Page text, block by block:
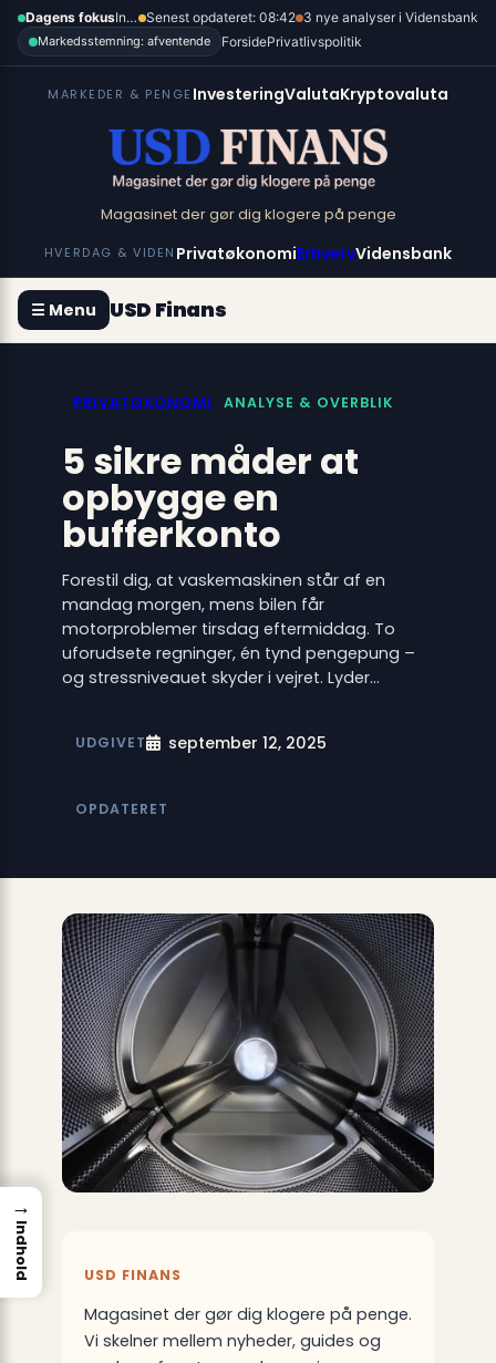
Spring
indhold
Dagens fokus Inflation, renter og dollar Senest opdateret: 08:42 3 nye analyser i Vidensbank
Markedsstemning: afventende ForsidePrivatlivspolitik
MARKEDER & PENGE InvesteringValutaKryptovaluta
Magasinet der gør dig klogere på penge
HVERDAG & VIDEN PrivatøkonomiErhvervVidensbank
☰ Menu USD Finans
PRIVATØKONOMI ANALYSE & OVERBLIK
5 sikre måder at
opbygge en
bufferkonto
Forestil dig, at vaskemaskinen står af en
mandag morgen, mens bilen får
motorproblemer tirsdag eftermiddag. To
uforudsete regninger, én tynd pengepung –
og stressniveauet skyder i vejret. Lyder…
UDGIVET september 12, 2025
OPDATERET
USD FINANS
Magasinet der gør dig klogere på penge.
Vi skelner mellem nyheder, guides og
→
Indhold